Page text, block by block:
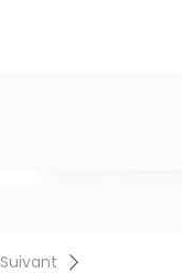
Suivant